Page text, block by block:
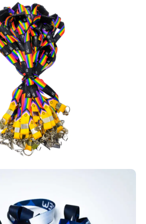
com personalização
para crachá oferecem praticidade e
ferramenta de marketing. Além de
e credenciais sempre acessíveis, ajudam
de personalização com logo e
para empresas, escolas,
geral.